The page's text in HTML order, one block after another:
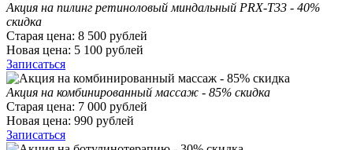
Акция на пилинг ретиноловый миндальный PRX-T33 - 40%
скидка
Старая цена: 8 500 рублей
Новая цена: 5 100 рублей
Записаться
Акция на комбинированный массаж - 85% скидка
Старая цена: 7 000 рублей
Новая цена: 990 рублей
Записаться